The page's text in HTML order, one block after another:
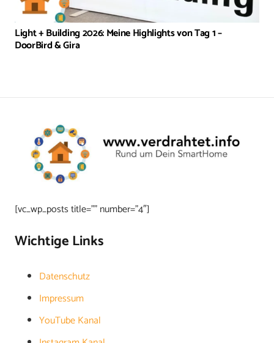
Light + Building 2026: Meine Highlights von Tag 1 –
DoorBird & Gira
[vc_wp_posts title=”” number=”4″]
Wichtige Links
Datenschutz
Impressum
YouTube Kanal